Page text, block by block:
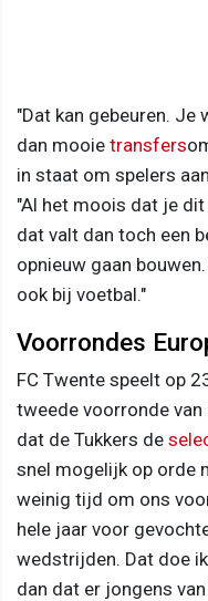
"Dat kan gebeuren. Je
dan mooie transfers
in staat om spelers
"Al het moois dat je
dat valt dan toch een
opnieuw gaan
ook bij voetbal."
Voorrondes
FC Twente speelt op
tweede voorronde van
dat de Tukkers de
snel mogelijk op orde
weinig tijd om ons
hele jaar voor
wedstrijden. Dat doe
dan dat er jongens